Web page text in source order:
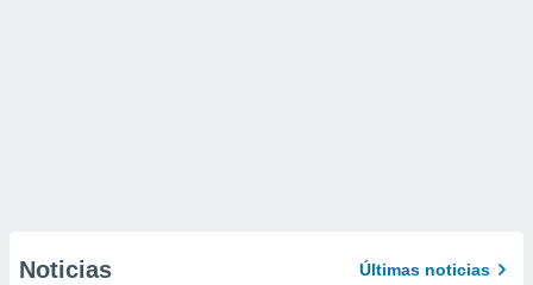
Noticias Últimas noticias